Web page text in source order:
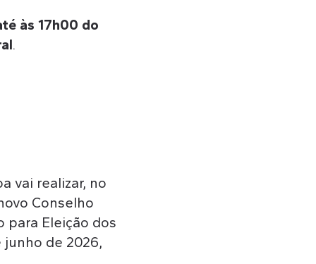
às 17h00 do
.
vai realizar, no
Conselho
Eleição dos
de 2026,